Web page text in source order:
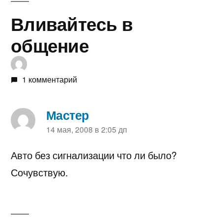
Вливайтесь в
общение
1 комментарий
Мастер
пишет:
14 мая, 2008 в 2:05 дп
Авто без сигнализации что ли было?
Сочувствую.
Оставьте